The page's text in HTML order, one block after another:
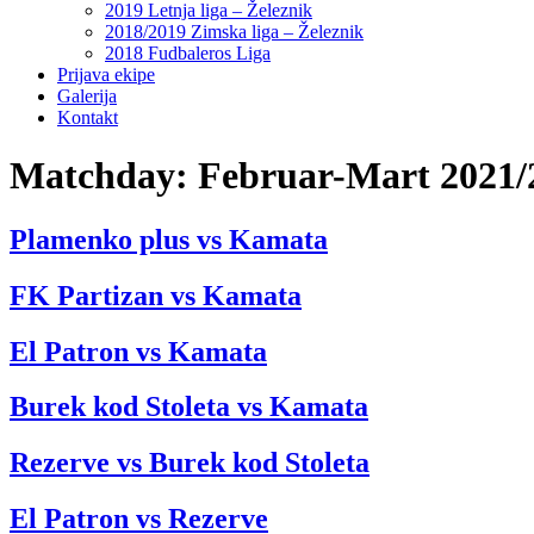
2019 Letnja liga – Železnik
2018/2019 Zimska liga – Železnik
2018 Fudbaleros Liga
Prijava ekipe
Galerija
Kontakt
Matchday: Februar-Mart 2021/
Plamenko plus vs Kamata
FK Partizan vs Kamata
El Patron vs Kamata
Burek kod Stoleta vs Kamata
Rezerve vs Burek kod Stoleta
El Patron vs Rezerve